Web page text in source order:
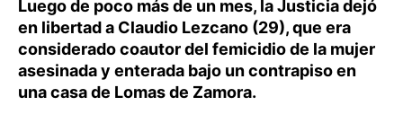
Luego de poco más de un mes, la Justicia dejó
en libertad a Claudio Lezcano (29), que era
considerado coautor del femicidio de la mujer
asesinada y enterada bajo un contrapiso en
una casa de Lomas de Zamora.